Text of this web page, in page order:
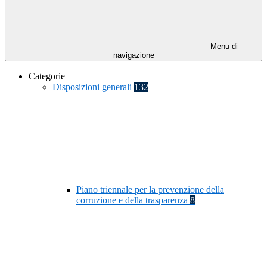
Menu di
navigazione
Categorie
Disposizioni generali 132
Piano triennale per la prevenzione della
corruzione e della trasparenza 8